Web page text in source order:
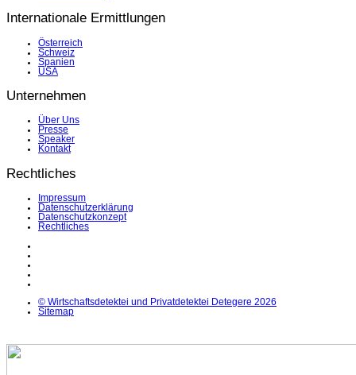
Internationale Ermittlungen
Österreich
Schweiz
Spanien
USA
Unternehmen
Über Uns
Presse
Speaker
Kontakt
Rechtliches
Impressum
Datenschutzerklärung
Datenschutzkonzept
Rechtliches
© Wirtschaftsdetektei und Privatdetektei Detegere 2026
Sitemap